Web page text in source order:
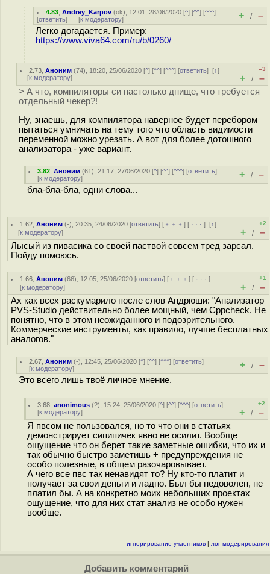
4.83 ,Andrey_Karpov (ok), 12:01, 28/06/2020 [^] [^^] [^^^]
[ответить] [к модератору] + / –
Легко догадается. Пример:
https://www.viva64.com/ru/b/0260/
2.73 ,Аноним (74), 18:20, 25/06/2020 [^] [^^] [^^^] [ответить][↑]
[к модератору]
–3
+ / –
> А что, компиляторы си настолько днище, что требуется
отдельный чекер?!
Ну, знаешь, для компилятора наверное будет перебором
пытаться умничать на тему того что область видимости
переменной можно урезать. А вот для более дотошного
анализатора - уже вариант.
3.82 ,Аноним (61), 21:17, 27/06/2020 [^] [^^] [^^^] [ответить]
[к модератору] + / –
бла-бла-бла, одни слова...
1.62 ,Аноним (-), 20:35, 24/06/2020 [ответить] [ ﹢﹢﹢] [ · · ·][↑]
[к модератору]
+2
+ / –
Лысый из пивасика со своей паствой совсем тред зарсал.
Пойду помоюсь.
1.66 ,Аноним (66), 12:05, 25/06/2020 [ответить] [ ﹢﹢﹢] [ · · ·]
[к модератору]
+1
+ / –
Ах как всех раскумарило после слов Андрюши: "Анализатор
PVS-Studio действительно более мощный, чем Cppcheck. Не
понятно, что в этом неожиданного и подозрительного.
Коммерческие инструменты, как правило, лучше бесплатных
аналогов."
2.67 ,Аноним (-), 12:45, 25/06/2020 [^] [^^] [^^^] [ответить]
[к модератору] + / –
Это всего лишь твоё личное мнение.
3.68 ,anonimous (?), 15:24, 25/06/2020 [^] [^^] [^^^] [ответить]
[к модератору]
+2
+ / –
Я пвсом не пользовался, но то что они в статьях
демонстрирует сипипичек явно не осилит. Вообще
ощущение что он берет такие заметные ошибки, что их и
так обычно быстро заметишь + предупреждения не
особо полезные, в общем разочаровывает.
А чего все пвс так ненавидят то? Ну кто-то платит и
получает за свои деньги и ладно. Был бы недоволен, не
платил бы. А на конкретно моих небольших проектах
ощущение, что для них стат анализ не особо нужен
вообще.
игнорирование участников | лог модерирования
Добавить комментарий